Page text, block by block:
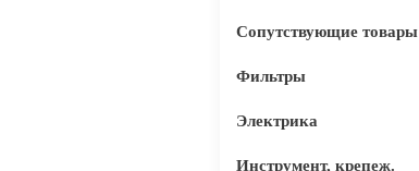
Сопутствующие товары
Фильтры
Электрика
Инструмент, крепеж.